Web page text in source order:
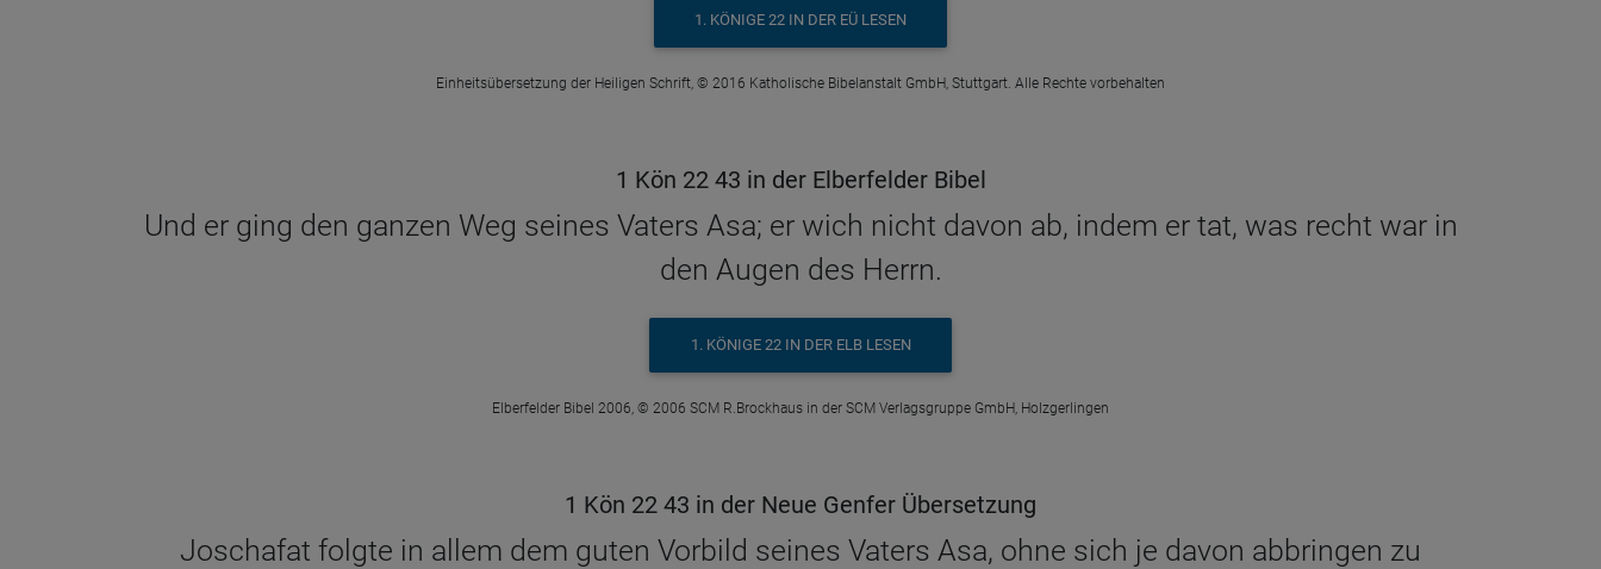
1. KÖNIGE 22 IN DER EÜ LESEN
Einheitsübersetzung der Heiligen Schrift, © 2016 Katholische Bibelanstalt GmbH, Stuttgart. Alle Rechte vorbehalten
1 Kön 22 43 in der Elberfelder Bibel
Und er ging den ganzen Weg seines Vaters Asa; er wich nicht davon ab, indem er tat, was recht war in
den Augen des Herrn.
1. KÖNIGE 22 IN DER ELB LESEN
Elberfelder Bibel 2006, © 2006 SCM R.Brockhaus in der SCM Verlagsgruppe GmbH, Holzgerlingen
1 Kön 22 43 in der Neue Genfer Übersetzung
Joschafat folgte in allem dem guten Vorbild seines Vaters Asa, ohne sich je davon abbringen zu